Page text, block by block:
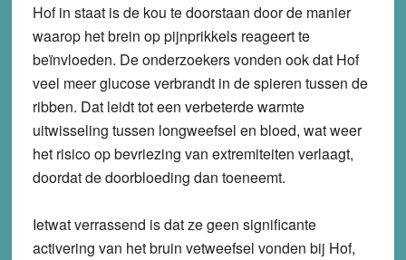
Hof in staat is de kou te doorstaan door de manier
waarop het brein op pijnprikkels reageert te
beïnvloeden. De onderzoekers vonden ook dat Hof
veel meer glucose verbrandt in de spieren tussen de
ribben. Dat leidt tot een verbeterde warmte
uitwisseling tussen longweefsel en bloed, wat weer
het risico op bevriezing van extremiteiten verlaagt,
doordat de doorbloeding dan toeneemt.
Ietwat verrassend is dat ze geen significante
activering van het bruin vetweefsel vonden bij Hof,